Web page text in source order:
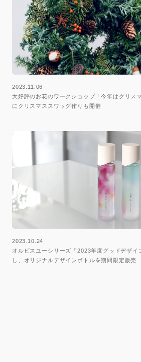
2023.11.06
大好評のお花のワークショップ！今年はクリス
にクリスマススワッグ作りも開催
2023.10.24
オルビスユーシリーズ「2023年度グッドデザイ
し、オリジナルデザインボトルを期間限定販売